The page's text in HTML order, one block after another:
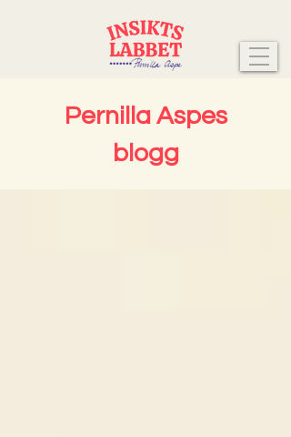
Pernilla Aspes
blogg